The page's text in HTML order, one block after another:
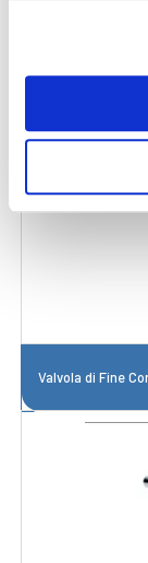
Valvola di Fine